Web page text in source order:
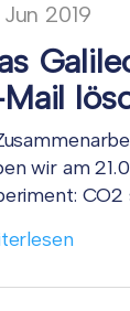
Jun 2019
wir am